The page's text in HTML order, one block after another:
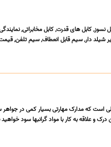
کابل های قدرت, کابل مخابراتی,
شیلد دار, سیم قابل انعطاف, سیم تلفن,
است که مدارک مهارتی بسیار کمی در جواهر
و علاقه به کار با مواد گرانبها سود